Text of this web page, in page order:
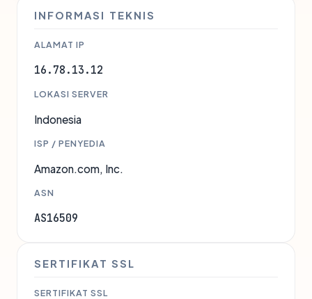
INFORMASI TEKNIS
ALAMAT IP
16.78.13.12
LOKASI SERVER
Indonesia
ISP / PENYEDIA
Amazon.com, Inc.
ASN
AS16509
SERTIFIKAT SSL
SERTIFIKAT SSL